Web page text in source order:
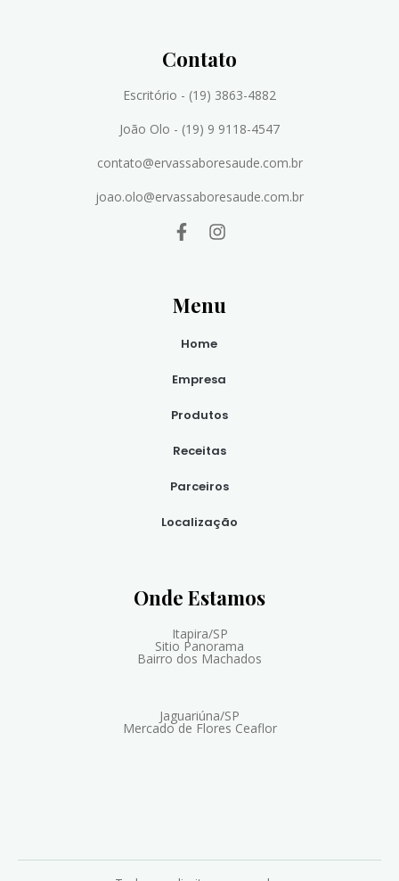
Contato
Escritório - (19) 3863-4882
João Olo - (19) 9 9118-4547
contato@ervassaboresaude.com.br
joao.olo@ervassaboresaude.com.br
Menu
Home
Empresa
Produtos
Receitas
Parceiros
Localização
Onde Estamos
Itapira/SP
Sitio Panorama
Bairro dos Machados
Jaguariúna/SP
Mercado de Flores Ceaflor